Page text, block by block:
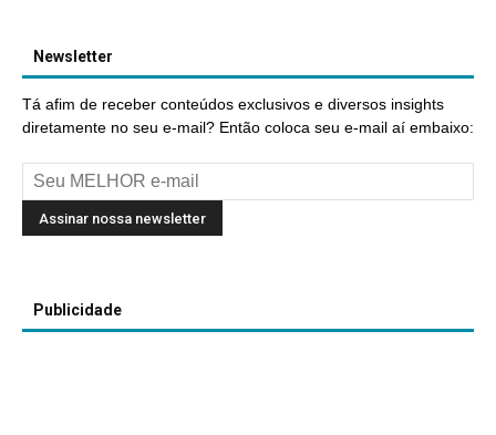
Newsletter
Tá afim de receber conteúdos exclusivos e diversos insights
diretamente no seu e-mail? Então coloca seu e-mail aí embaixo:
Publicidade